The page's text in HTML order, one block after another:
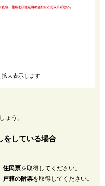
拡大表示します
ょう。
をしている場合
住民票を取得してください。
戸籍の附票を取得してください。